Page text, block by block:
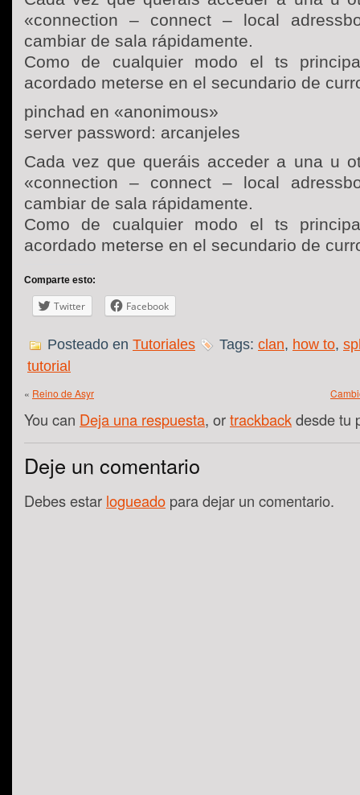
«connection – connect – local
cambiar de sala rápidamente.
Como de cualquier modo el ts
acordado meterse en el secundario de
pinchad en «anonimous»
server password: arcanjeles
Cada vez que queráis acceder a una u
«connection – connect – local
cambiar de sala rápidamente.
Como de cualquier modo el ts
acordado meterse en el secundario de
Comparte esto:
Twitter Facebook
Posteado en Tutoriales Tags: clan, how to,
tutorial
« Reino de Asyr
You can Deja una respuesta, ortrackbackdesde tu
Deje un comentario
Debes estar logueado para dejar un comentario.